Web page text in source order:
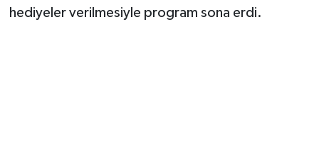
hediyeler verilmesiyle program sona erdi.